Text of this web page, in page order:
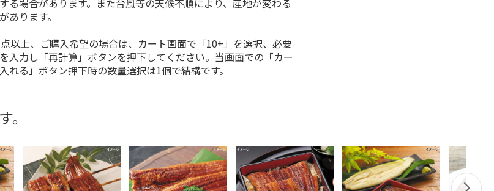
る場合があります。また台風等の天候不順により、産地が変わる
あります。
以上、ご購入希望の場合は、カート画面で「10+」を選択、必要
入力し「再計算」ボタンを押下してください。当画面での「カー
れる」ボタン押下時の数量選択は1個で結構です。